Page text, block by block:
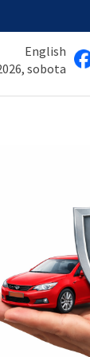
English
sobota